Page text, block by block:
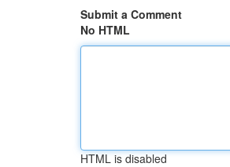
Submit a Comment
No HTML
HTML is disabled